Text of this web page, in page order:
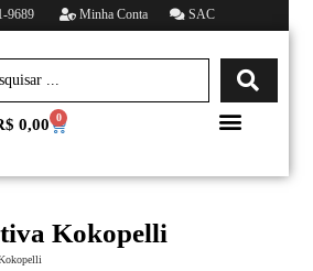
9689 Minha Conta SAC
0,00 0
Kokopelli